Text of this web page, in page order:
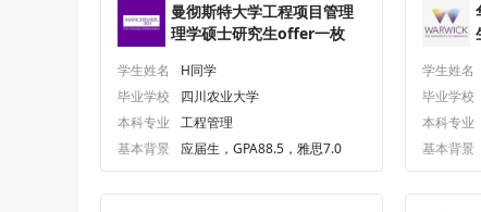
曼彻斯特大学工程项目管理
理学硕士研究生offer一枚
学生姓名
H同学
毕业学校
四川农业大学
本科专业
工程管理
基本背景
应届生，GPA88.5，雅思7.0
学生姓名
毕业学校
本科专业
基本背景